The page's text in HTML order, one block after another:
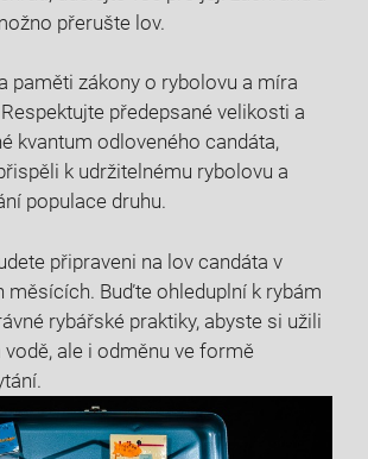
přerušte ⁤lov.
paměti⁢ zákony o rybolovu a míra
předepsané ‍velikosti a
kvantum odloveného candáta,
​k udržitelnému‌ rybolovu a
populace druhu.
připraveni na lov ‌candáta v
měsících. Buďte ohleduplní⁢ k ⁣rybám
rybářské praktiky, abyste si užili
vodě,⁢ ale i⁢ odměnu⁤ ve formě